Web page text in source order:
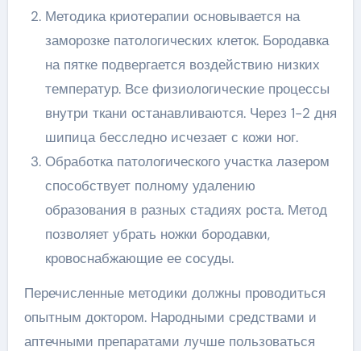
Методика криотерапии основывается на
заморозке патологических клеток. Бородавка
на пятке подвергается воздействию низких
температур. Все физиологические процессы
внутри ткани останавливаются. Через 1-2 дня
шипица бесследно исчезает с кожи ног.
Обработка патологического участка лазером
способствует полному удалению
образования в разных стадиях роста. Метод
позволяет убрать ножки бородавки,
кровоснабжающие ее сосуды.
Перечисленные методики должны проводиться
опытным доктором. Народными средствами и
аптечными препаратами лучше пользоваться